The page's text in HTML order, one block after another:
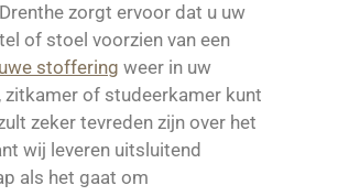
zorgt ervoor dat u uw
of stoel voorzien van een
stoffering weer in uw
zitkamer of studeerkamer kunt
zeker tevreden zijn over het
wij leveren uitsluitend
als het gaat om